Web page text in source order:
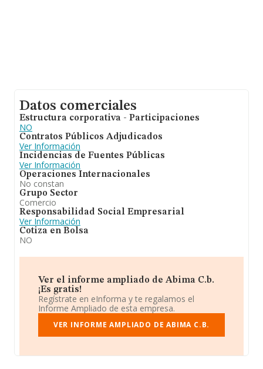
Datos comerciales
Estructura corporativa - Participaciones
NO
Contratos Públicos Adjudicados
Ver Información
Incidencias de Fuentes Públicas
Ver Información
Operaciones Internacionales
No constan
Grupo Sector
Comercio
Responsabilidad Social Empresarial
Ver Información
Cotiza en Bolsa
NO
Ver el informe ampliado de Abima C.b.
¡Es gratis!
Regístrate en eInforma y te regalamos el
Informe Ampliado de esta empresa.
VER INFORME AMPLIADO DE ABIMA C.B.